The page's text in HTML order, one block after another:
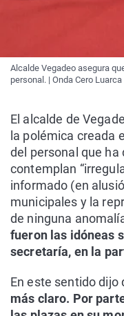
Alcalde Vegadeo asegura
personal. | Onda Cero Luarca
El alcalde de
la polémica creada
del personal que ha
contemplan
informado (en
municipales y la
de ninguna
fueron las idóneas
secretaría, en la
En este sentido dijo
más claro. Por